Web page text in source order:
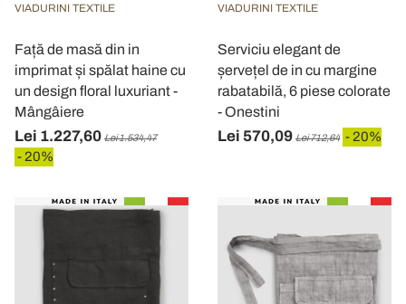
VIADURINI TEXTILE
Față de masă din in
imprimat și spălat haine cu
un design floral luxuriant -
Mângâiere
Lei 1.227,60 Lei 1.534,47
- 20%
VIADURINI TEXTILE
Serviciu elegant de
șervețel de in cu margine
rabatabilă, 6 piese colorate
- Onestini
Lei 570,09 Lei 712,64 - 20%